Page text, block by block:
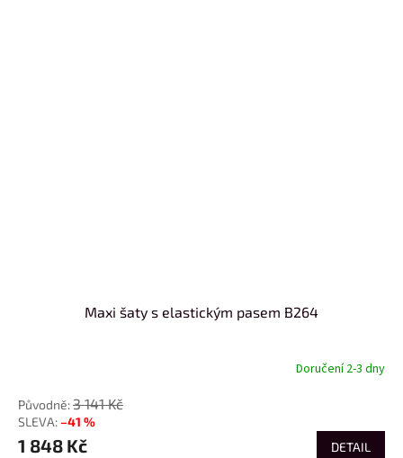
Maxi šaty s elastickým pasem B264
Doručení 2-3 dny
3 141 Kč
–41 %
1 848 Kč DETAIL